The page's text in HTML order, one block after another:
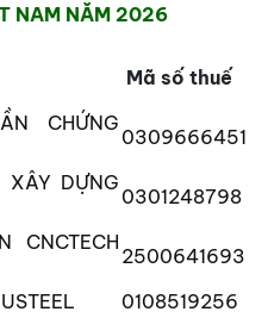
NAM NĂM 2026
Mã số thuế
CHỨNG
0309666451
XÂY DỰNG
0301248798
CNCTECH
2500641693
0108519256